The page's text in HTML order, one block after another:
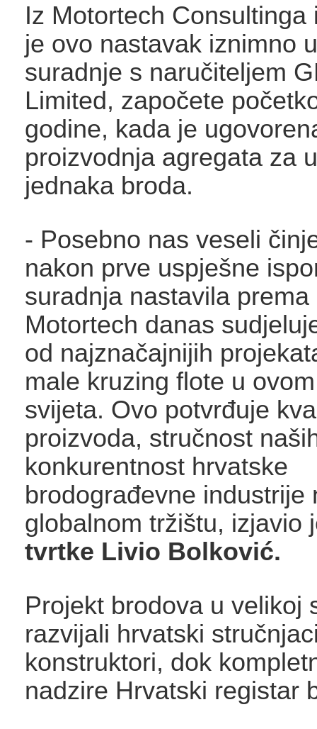
Iz Motortech Consultinga
je ovo nastavak iznimno
suradnje s naručiteljem
Limited, započete
godine, kada je
proizvodnja agregata za
jednaka broda.
- Posebno nas veseli
nakon prve uspješne
suradnja nastavila
Motortech danas
od najznačajnijih
male kruzing flote u
svijeta. Ovo potvrđuje
proizvoda, stručnost
konkurentnost hrvatske
brodograđevne industrije
globalnom tržištu, izjavio
tvrtke Livio Bolković.
Projekt brodova u velikoj
razvijali hrvatski
konstruktori, dok
nadzire Hrvatski registar